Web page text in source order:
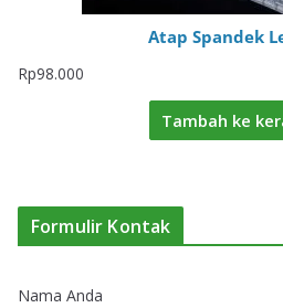
Atap Spandek
Rp98.000
Tambah ke
Formulir Kontak
Nama Anda